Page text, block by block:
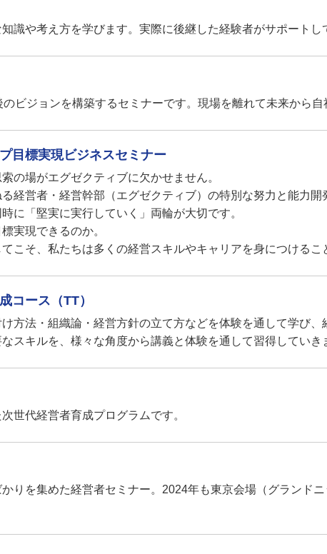
識や考え方を学びます。実際に後継した経験者がサポートし
ビジョンを構築するセミナーです。現場を離れて未来から自
目標実現ビジネスセミナー
の場がエグゼクティブに欠かせません。
経営者・経営幹部（エグゼクティブ）の特別な努力と能力
に「堅実に実行していく」両輪が大切です。
実現できるのか。
こそ、私たちは多くの経営スキルやキャリアを身につけるこ
コース（TT）
方法・組織論・経営方針の立て方などを体験を通して学び、
スキルを、様々な角度から講義と体験を通して習得していき
世代経営者育成プログラムです。
りを集めた経営者セミナー。2024年も東京会場（グランド